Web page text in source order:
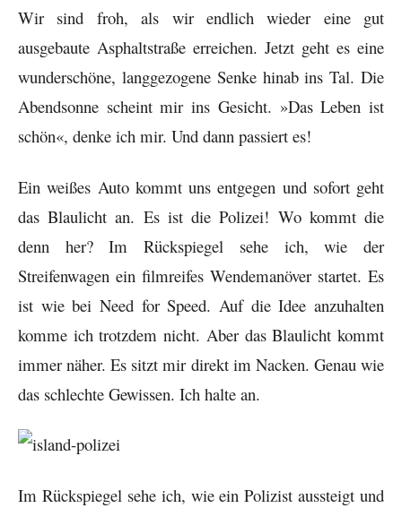
Wir sind froh, als wir endlich wieder eine gut
ausgebaute Asphaltstraße erreichen. Jetzt geht es eine
wunderschöne, langgezogene Senke hinab ins Tal. Die
Abendsonne scheint mir ins Gesicht. »Das Leben ist
schön«, denke ich mir. Und dann passiert es!
Ein weißes Auto kommt uns entgegen und sofort geht
das Blaulicht an. Es ist die Polizei! Wo kommt die
denn her? Im Rückspiegel sehe ich, wie der
Streifenwagen ein filmreifes Wendemanöver startet. Es
ist wie bei Need for Speed. Auf die Idee anzuhalten
komme ich trotzdem nicht. Aber das Blaulicht kommt
immer näher. Es sitzt mir direkt im Nacken. Genau wie
das schlechte Gewissen. Ich halte an.
Im Rückspiegel sehe ich, wie ein Polizist aussteigt und